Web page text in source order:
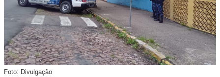
Foto: Divulgação